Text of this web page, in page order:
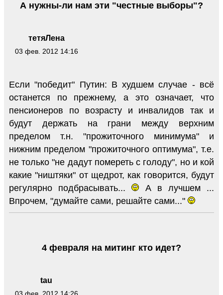
тетяЛена
03 фев. 2012 14:16
А нужны-ли нам эти "честные выборы"?
Если "победит" Путин: В худшем случае - всё
останется по прежнему, а это означает, что
пенсионеров по возрасту и инвалидов так и
будут держать на грани между верхним
пределом т.н. "прожиточного минимума" и
нижним пределом "прожиточного оптимума", т.е.
не только "не дадут помереть с голоду", но и кой
какие "ништяки" от щедрот, как говорится, будут
регулярно подбрасывать...
А в лучшем ...
Впрочем, "думайте сами, решайте сами..."
tau
03 фев. 2012 14:26
4 февраля на митинг кто идет?